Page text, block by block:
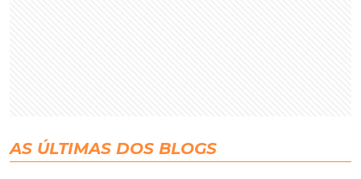
AS ÚLTIMAS DOS BLOGS